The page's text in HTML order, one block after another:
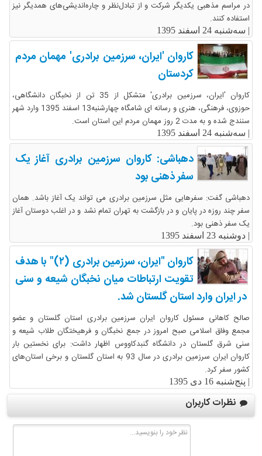
در مراسم مذهبی یکدیگر شرکت و از تبادل‌نظر و چاره‌اندیشی‌های همدیگر نیز
استفاده کنند.
| سه‌شنبه 24 اسفند 1395
کاروان 'ایران، سرزمین برادری' مهمان مردم
کردستان
کاروان 'ایران، سرزمین برادری' متشکل از 35 تن از نخبگان دانشگاهی،
حوزوی، فرهنگی، هنری و رسانه ای شامگاه چهارشنبه13 اسفند 1395 وارد شهر
سنندج شده و به مدت 2 روز مهمان مردم این استان است.
| سه‌شنبه 24 اسفند 1395
دهباشی: کاروان سرزمین برادری آغاز یک
سفر ذهنی بود
دهباشی گفت: سفرهایی مثل سرزمین برادری می تواند یک آغاز باشد. همان
سفر چند روزه در پایان و در بازگشت به تهران تمام نشد و در اغلب دوستان آغاز
یک سفر ذهنی بود.
| دوشنبه 23 اسفند 1395
کاروان "ایران، سرزمین برادری (۲)" با هدف
تقویت ارتباطات میان نخبگان شیعه و سنی
در ایران وارد استان گلستان شد.
صالح کاهانی مسئول کاروان ایران سرزمین برادری استان گلستان و عضو
مجمع وفاق اسلامی صبح امروز در جمع نخبگان و فرهیختگان طلاب شیعه و
سنی شرق گلستان در دانشگاه گنبدکاووس اظهار داشت: برای نخستین بار
کاروان ایران سرزمین برادری در سال 93 به استان گلستان و برخی استان‌های
کشور سفر کرد.
| پنج‌شنبه 16 دی 1395
نظرات کاربران